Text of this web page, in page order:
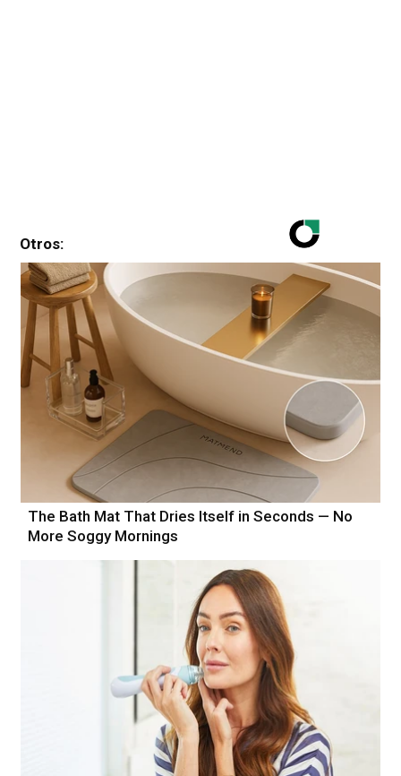
Otros:
The Bath Mat That Dries Itself in Seconds — No
More Soggy Mornings